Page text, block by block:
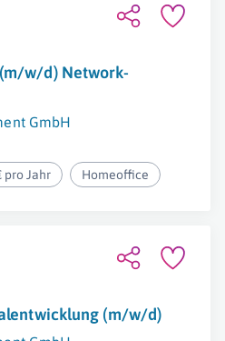
w/d) Network-
GmbH
pro Jahr Homeoffice
(m/w/d)